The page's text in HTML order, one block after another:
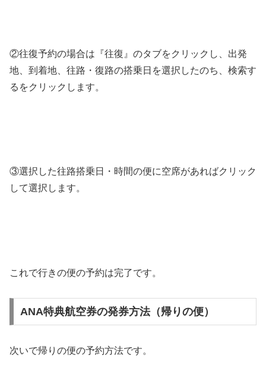
②往復予約の場合は『往復』のタブをクリックし、出発
地、到着地、往路・復路の搭乗日を選択したのち、検索す
るをクリックします。
③選択した往路搭乗日・時間の便に空席があればクリック
して選択します。
これで行きの便の予約は完了です。
ANA特典航空券の発券方法（帰りの便）
次いで帰りの便の予約方法です。